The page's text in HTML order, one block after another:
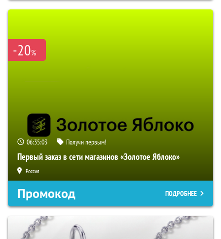
-20%
06:35:02 Получи первым!
Первый заказ в сети магазинов «Золотое Яблоко»
Россия
Промокод ПОДРОБНЕЕ